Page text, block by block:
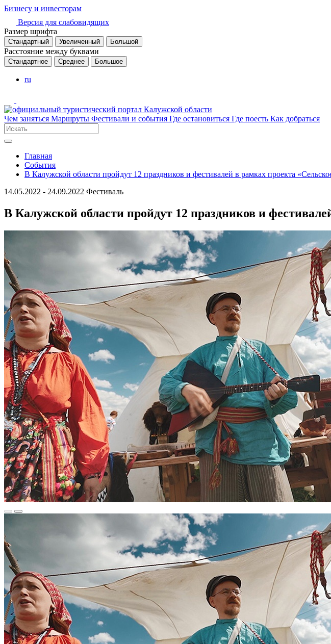
Бизнесу и инвесторам
Версия для слабовидящих
Размер шрифта
Стандартный Увеличенный Большой
Расстояние между буквами
Стандартное Среднее Большое
ru
Чем заняться Маршруты Фестивали и события Где остановиться Где поесть Как добраться
Главная
События
В Калужской области пройдут 12 праздников и фестивалей в рамках проекта
14.05.2022 - 24.09.2022 Фестиваль
В Калужской области пройдут 12 праздников и